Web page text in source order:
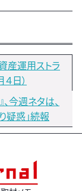
産運用ストラ
日）
今週ネタは、
疑惑」続報